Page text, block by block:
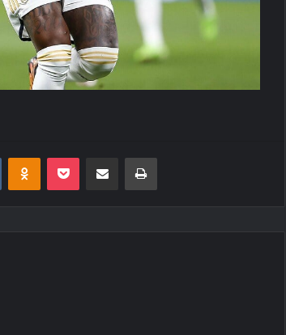
VKontakteOdnoklassniki
Pocket E-Posta ile paylaş Yazdır